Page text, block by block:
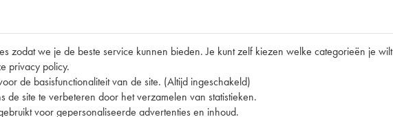
DYANE
zodat we je de beste service kunnen bieden. Je kunt zelf kiezen welke categorieën je wilt
privacy policy.
de basisfunctionaliteit van de site. (Altijd ingeschakeld)
de site te verbeteren door het verzamelen van statistieken.
voor gepersonaliseerde advertenties en inhoud.